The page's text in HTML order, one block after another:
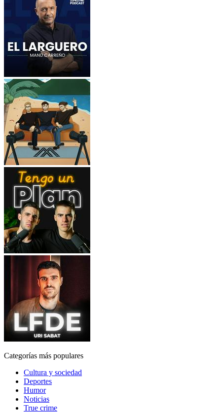
Categorías más populares
Cultura y sociedad
Deportes
Humor
Noticias
True crime